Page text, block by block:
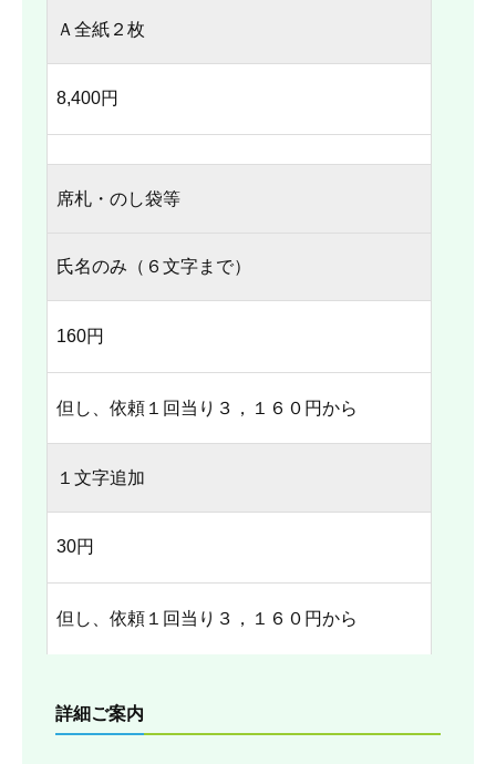
Ａ全紙２枚
8,400円
席札・のし袋等
氏名のみ（６文字まで）
160円
但し、依頼１回当り３，１６０円から
１文字追加
30円
但し、依頼１回当り３，１６０円から
詳細ご案内